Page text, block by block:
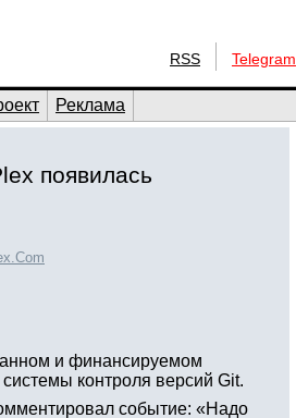
RSS Telegram
Реклама
появилась
и финансируемом
контроля версий Git.
событие: «Надо